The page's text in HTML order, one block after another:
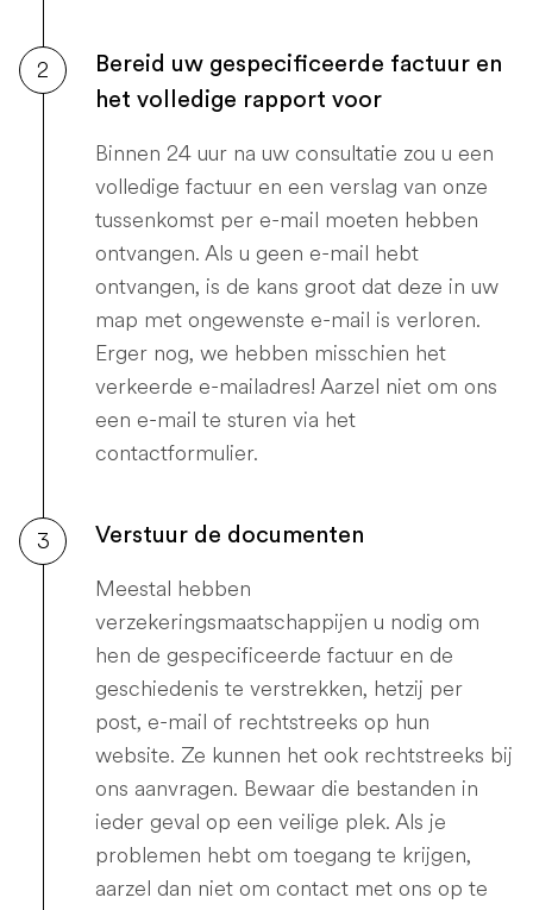
2
Bereid uw gespecificeerde factuur en
het volledige rapport voor
Binnen 24 uur na uw consultatie zou u een
volledige factuur en een verslag van onze
tussenkomst per e-mail moeten hebben
ontvangen. Als u geen e-mail hebt
ontvangen, is de kans groot dat deze in uw
map met ongewenste e-mail is verloren.
Erger nog, we hebben misschien het
verkeerde e-mailadres! Aarzel niet om ons
een e-mail te sturen via het
contactformulier.
3 Verstuur de documenten
Meestal hebben
verzekeringsmaatschappijen u nodig om
hen de gespecificeerde factuur en de
geschiedenis te verstrekken, hetzij per
post, e-mail of rechtstreeks op hun
website. Ze kunnen het ook rechtstreeks bij
ons aanvragen. Bewaar die bestanden in
ieder geval op een veilige plek. Als je
problemen hebt om toegang te krijgen,
aarzel dan niet om contact met ons op te